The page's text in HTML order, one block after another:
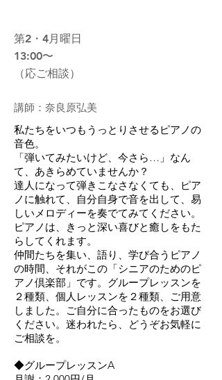
第2・4月曜日
13:00〜
（応ご相談）
​講師：奈良原弘美
私たちをいつもうっとりさせるピアノの
音色。
「弾いてみたいけど、今さら…」なん
て、あきらめていませんか？
達人になって弾きこなさなくても、ピア
ノに触れて、自分自身で音を出して、易
しいメロディーを奏でてみてください。
ピアノは、きっと深い喜びと癒しをもた
らしてくれます。
仲間たちを集い、語り、学び合うピアノ
の時間、それがこの「シニアのためのピ
アノ倶楽部」です。グループレッスンを
２種類、個人レッスンを２種類、ご用意
しました。ご自分に合ったものをお選び
ください。迷われたら、どうぞお気軽に
ご相談を。
◆グループレッスンA